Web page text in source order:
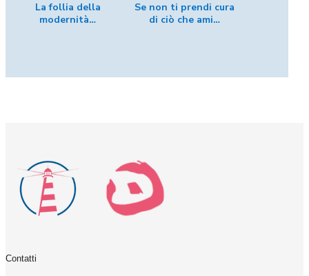
La follia della
modernità…
Se non ti prendi cura
di ciò che ami…
Contatti